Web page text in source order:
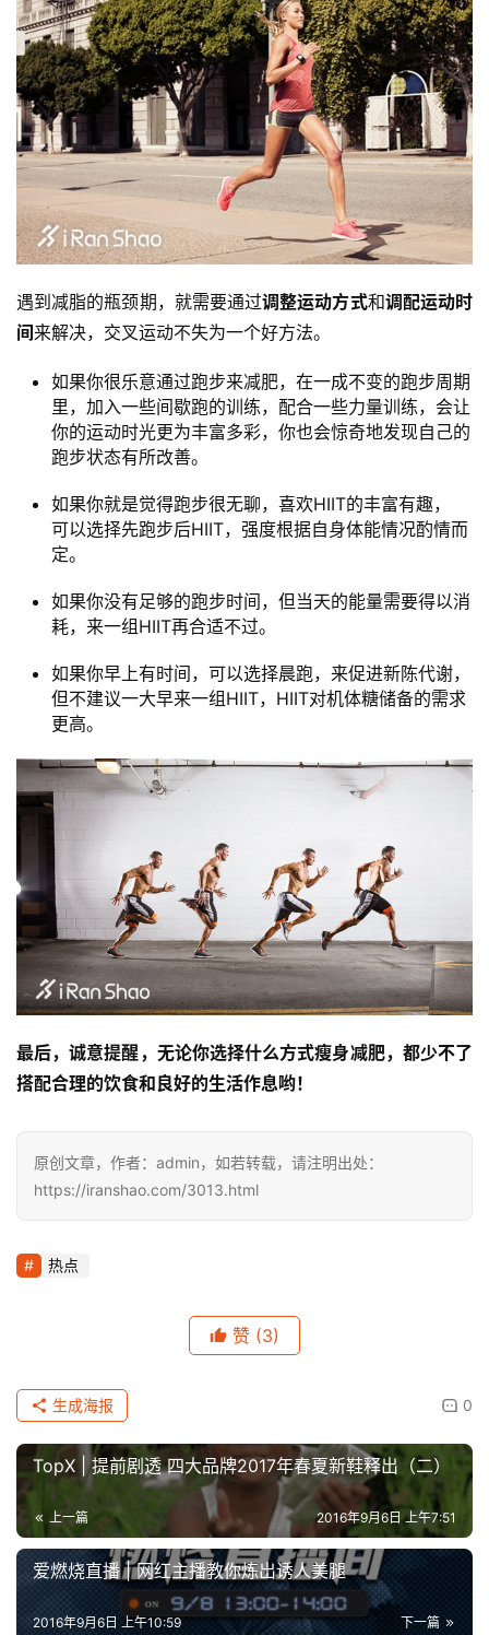
观
察
装
备
训
练
视
频
户
遇到减脂的瓶颈期，就需要通过调整运动方式和调配运动时
间 来解决，交叉运动不失为一个好方法。
如果你很乐意通过跑步来减肥，在一成不变的跑步周期
里，加入一些间歇跑的训练，配合一些力量训练，会让
你的运动时光更为丰富多彩，你也会惊奇地发现自己的
跑步状态有所改善。
如果你就是觉得跑步很无聊，喜欢HIIT的丰富有趣，
可以选择先跑步后HIIT，强度根据自身体能情况酌情而
定。
如果你没有足够的跑步时间，但当天的能量需要得以消
耗，来一组HIIT再合适不过。
如果你早上有时间，可以选择晨跑，来促进新陈代谢，
但不建议一大早来一组HIIT，HIIT对机体糖储备的需求
更高。
最后，诚意提醒，无论你选择什么方式瘦身减肥，都少不了
搭配合理的饮食和良好的生活作息哟！
原创文章，作者：admin，如若转载，请注明出处：
https://iranshao.com/3013.html
热点
赞 (3)
0
生成海报
TopX | 提前剧透 四大品牌2017年春夏新鞋释出（二）
上一篇 2016年9月6日 上午7:51
爱燃烧直播 | 网红主播教你炼出诱人美腿
下一篇
2016年9月6日 上午10:59